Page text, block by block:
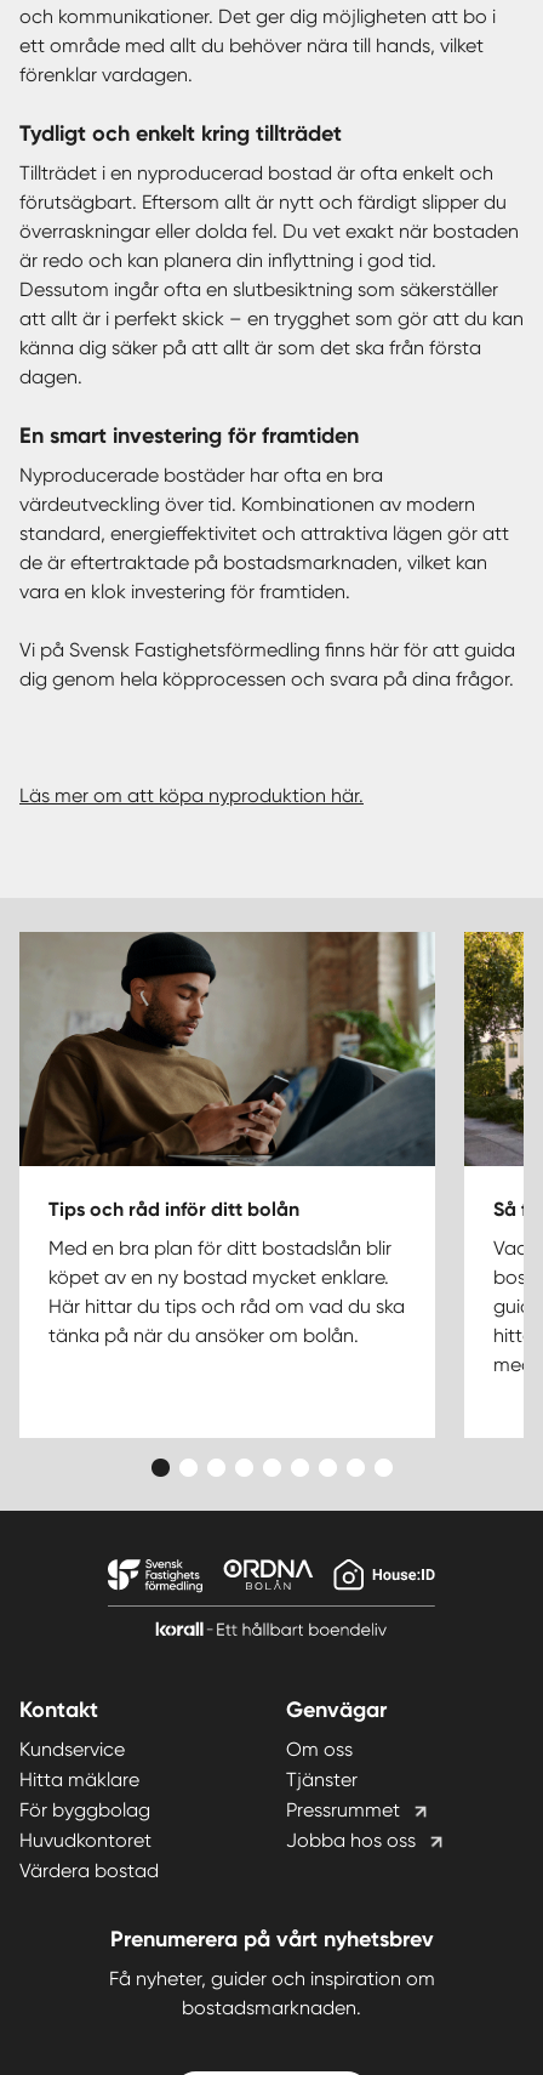
och kommunikationer. Det ger dig möjligheten att bo i
ett område med allt du behöver nära till hands, vilket
förenklar vardagen.
Tydligt och enkelt kring tillträdet
Tillträdet i en nyproducerad bostad är ofta enkelt och
förutsägbart. Eftersom allt är nytt och färdigt slipper du
överraskningar eller dolda fel. Du vet exakt när bostaden
är redo och kan planera din inflyttning i god tid.
Dessutom ingår ofta en slutbesiktning som säkerställer
att allt är i perfekt skick – en trygghet som gör att du kan
känna dig säker på att allt är som det ska från första
dagen.
En smart investering för framtiden
Nyproducerade bostäder har ofta en bra
värdeutveckling över tid. Kombinationen av modern
standard, energieffektivitet och attraktiva lägen gör att
de är eftertraktade på bostadsmarknaden, vilket kan
vara en klok investering för framtiden.
Vi på Svensk Fastighetsförmedling finns här för att guida
dig genom hela köpprocessen och svara på dina frågor.
Läs mer om att köpa nyproduktion här.
Tips och råd inför ditt bolån
Med en bra plan för ditt bostadslån blir
köpet av en ny bostad mycket enklare.
Här hittar du tips och råd om vad du ska
tänka på när du ansöker om bolån.
Så
Vad
hitta
med
Kontakt
Kundservice
Hitta mäklare
För byggbolag
Huvudkontoret
Värdera bostad
Genvägar
Om oss
Tjänster
Pressrummet
Jobba hos oss
Prenumerera på vårt nyhetsbrev
Få nyheter, guider och inspiration om
bostadsmarknaden.